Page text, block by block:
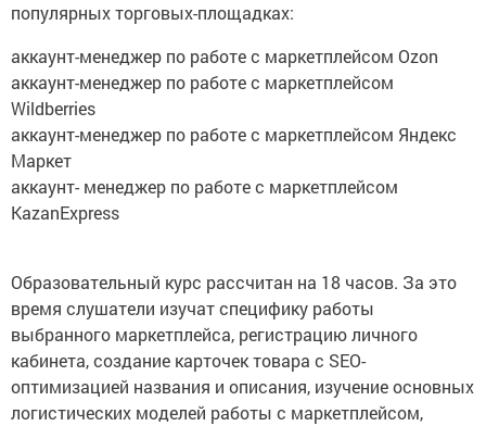
популярных торговых-площадках:
аккаунт-менеджер по работе с маркетплейсом Ozon
аккаунт-менеджер по работе с маркетплейсом
Wildberries
аккаунт-менеджер по работе с маркетплейсом Яндекс
Маркет
аккаунт- менеджер по работе с маркетплейсом
KazanExpress
Образовательный курс рассчитан на 18 часов. За это
время слушатели изучат специфику работы
выбранного маркетплейса, регистрацию личного
кабинета, создание карточек товара с SEO-
оптимизацией названия и описания, изучение основных
логистических моделей работы с маркетплейсом,